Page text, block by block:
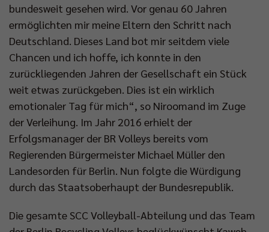
bundesweit gesehen wird. Vor genau 60 Jahren
ermöglichten mir meine Eltern den Schritt nach
Deutschland. Dieses Land bot mir seitdem viele
Chancen und ich hoffe, ich konnte in den
zurückliegenden Jahren der Gesellschaft ein Stück
weit etwas zurückgeben. Dies ist ein wirklich
emotionaler Tag für mich“, so Niroomand im Zuge
der Verleihung. Im Jahr 2016 erhielt der
Erfolgsmanager der BR Volleys bereits vom
Regierenden Bürgermeister Michael Müller den
Landesorden für Berlin. Nun folgte die Würdigung
durch das Staatsoberhaupt der Bundesrepublik.
Die gesamte SCC Volleyball-Abteilung und das Team